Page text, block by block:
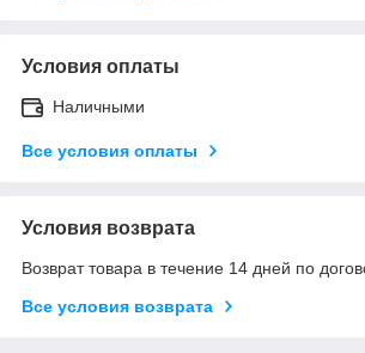
Условия оплаты
Наличными
Все условия оплаты
Условия возврата
Возврат товара в течение 14 дней по
Все условия возврата